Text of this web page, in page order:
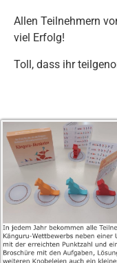
Allen Teilnehmern
viel Erfolg!
Toll, dass ihr